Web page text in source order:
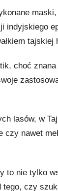
indyjskiego
tajskiej
choć
lasów, w
czy nawet
to nie tylko
tego, czy